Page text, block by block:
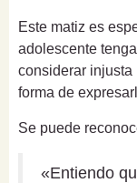
Este matiz es
adolescente
considerar
forma de
Se puede
«Entiendo